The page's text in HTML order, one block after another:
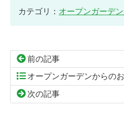
カテゴリ： オープンガーデ
前の記事
オープンガーデンからの
次の記事